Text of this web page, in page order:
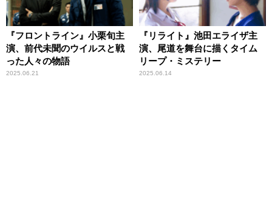
『フロントライン』小栗旬主
演、前代未聞のウイルスと戦
った人々の物語
2025.06.21
『リライト』池田エライザ主
演、尾道を舞台に描くタイム
リープ・ミステリー
2025.06.14